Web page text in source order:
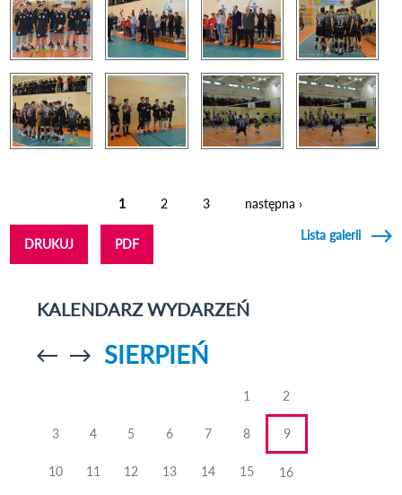
Strony
1 2 3 następna ›
DRUKUJ PDF
Lista galerii
KALENDARZ WYDARZEŃ
Przejdź doPrzejdź do
SIERPIEŃ
1 2
3 4 5 6 7 8 9
10 11 12 13 14 15 16